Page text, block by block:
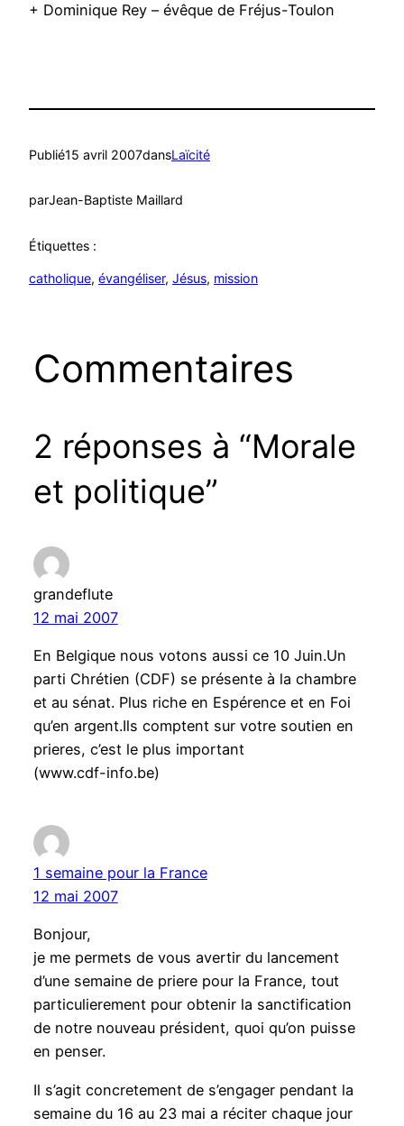
+ Dominique Rey – évêque de Fréjus-Toulon
Publié15 avril 2007dansLaïcité
parJean-Baptiste Maillard
Étiquettes :
catholique, évangéliser, Jésus, mission
Commentaires
2 réponses à “Morale
et politique”
grandeflute
12 mai 2007
En Belgique nous votons aussi ce 10 Juin.Un
parti Chrétien (CDF) se présente à la chambre
et au sénat. Plus riche en Espérence et en Foi
qu’en argent.Ils comptent sur votre soutien en
prieres, c’est le plus important
(www.cdf-info.be)
1 semaine pour la France
12 mai 2007
Bonjour,
je me permets de vous avertir du lancement
d’une semaine de priere pour la France, tout
particulierement pour obtenir la sanctification
de notre nouveau président, quoi qu’on puisse
en penser.
Il s’agit concretement de s’engager pendant la
semaine du 16 au 23 mai a réciter chaque jour